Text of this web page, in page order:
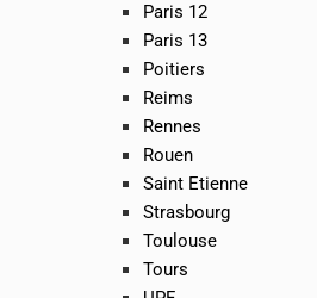
Paris 12
Paris 13
Poitiers
Reims
Rennes
Rouen
Saint Etienne
Strasbourg
Toulouse
Tours